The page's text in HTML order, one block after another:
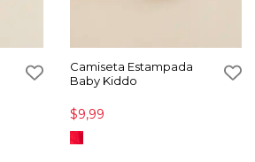
Camiseta Estampada
Baby Kiddo
$9,99